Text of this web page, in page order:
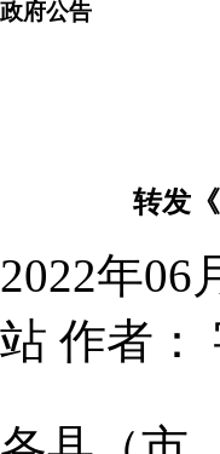
政府公告
转发
2022年06
站 作者：